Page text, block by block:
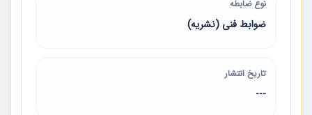
نوع ضابطه
ضوابط فنی (نشریه)
تاریخ انتشار
---